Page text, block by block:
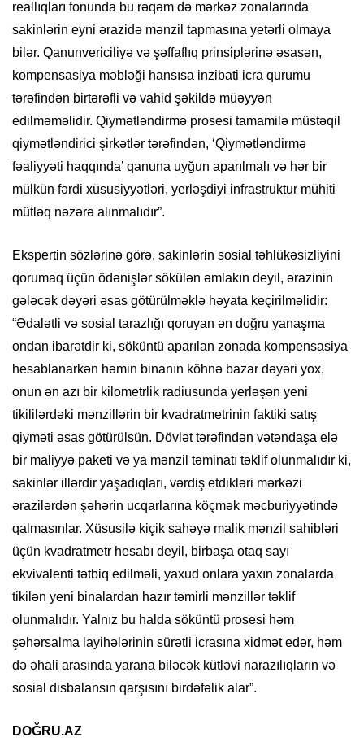
reallıqları fonunda bu rəqəm də mərkəz zonalarında
sakinlərin eyni ərazidə mənzil tapmasına yetərli olmaya
bilər. Qanunvericiliyə və şəffaflıq prinsiplərinə əsasən,
kompensasiya məbləği hansısa inzibati icra qurumu
tərəfindən birtərəfli və vahid şəkildə müəyyən
edilməməlidir. Qiymətləndirmə prosesi tamamilə müstəqil
qiymətləndirici şirkətlər tərəfindən, ‘Qiymətləndirmə
fəaliyyəti haqqında’ qanuna uyğun aparılmalı və hər bir
mülkün fərdi xüsusiyyətləri, yerləşdiyi infrastruktur mühiti
mütləq nəzərə alınmalıdır”.
Ekspertin sözlərinə görə, sakinlərin sosial təhlükəsizliyini
qorumaq üçün ödənişlər sökülən əmlakın deyil, ərazinin
gələcək dəyəri əsas götürülməklə həyata keçirilməlidir:
“Ədalətli və sosial tarazlığı qoruyan ən doğru yanaşma
ondan ibarətdir ki, söküntü aparılan zonada kompensasiya
hesablanarkən həmin binanın köhnə bazar dəyəri yox,
onun ən azı bir kilometrlik radiusunda yerləşən yeni
tikililərdəki mənzillərin bir kvadratmetrinin faktiki satış
qiyməti əsas götürülsün. Dövlət tərəfindən vətəndaşa elə
bir maliyyə paketi və ya mənzil təminatı təklif olunmalıdır ki,
sakinlər illərdir yaşadıqları, vərdiş etdikləri mərkəzi
ərazilərdən şəhərin ucqarlarına köçmək məcburiyyətində
qalmasınlar. Xüsusilə kiçik sahəyə malik mənzil sahibləri
üçün kvadratmetr hesabı deyil, birbaşa otaq sayı
ekvivalenti tətbiq edilməli, yaxud onlara yaxın zonalarda
tikilən yeni binalardan hazır təmirli mənzillər təklif
olunmalıdır. Yalnız bu halda söküntü prosesi həm
şəhərsalma layihələrinin sürətli icrasına xidmət edər, həm
də əhali arasında yarana biləcək kütləvi narazılıqların və
sosial disbalansın qarşısını birdəfəlik alar”.
DOĞRU.AZ